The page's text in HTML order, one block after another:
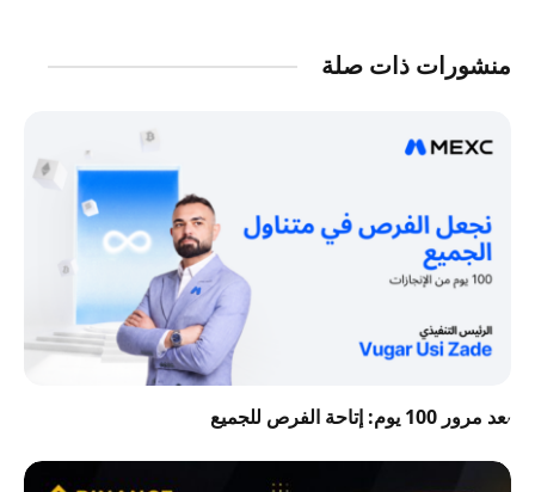
منشورات ذات صلة
بعد مرور 100 يوم: إتاحة الفرص للجميع